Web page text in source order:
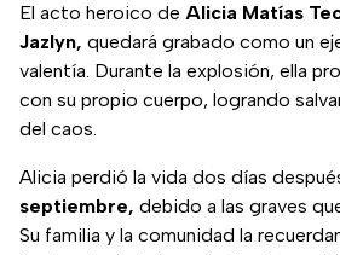
El acto heroico de Alicia Matías
Jazlyn, quedará grabado como un
valentía. Durante la explosión, ella
con su propio cuerpo, logrando
del caos.
Alicia perdió la vida dos días
septiembre, debido a las graves
Su familia y la comunidad la